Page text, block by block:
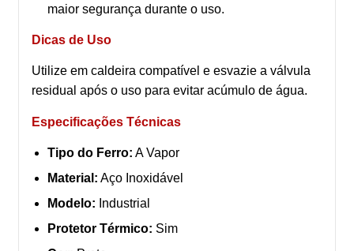
maior segurança durante o uso.
Dicas de Uso
Utilize em caldeira compatível e esvazie a válvula
residual após o uso para evitar acúmulo de água.
Especificações Técnicas
Tipo do Ferro: A Vapor
Material: Aço Inoxidável
Modelo: Industrial
Protetor Térmico: Sim